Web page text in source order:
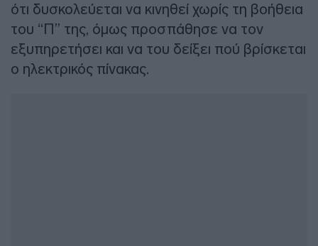
ότι δυσκολεύεται να κινηθεί χωρίς τη βοήθεια
του “Π” της, όμως προσπάθησε να τον
εξυπηρετήσει και να του δείξει πού βρίσκεται
ο ηλεκτρικός πίνακας.